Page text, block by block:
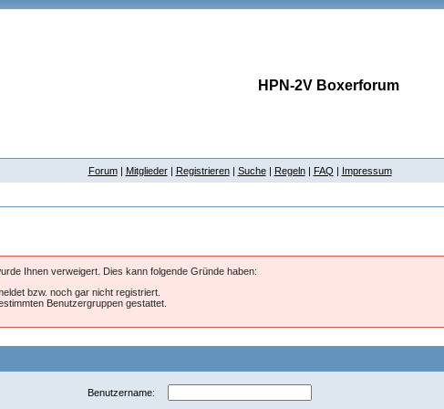
HPN-2V Boxerforum
Forum| Mitglieder| Registrieren| Suche| Regeln| FAQ | Impressum
Ihnen verweigert. Dies kann folgende Gründe haben:
bzw. noch gar nicht registriert.
Benutzergruppen gestattet.
Benutzername: